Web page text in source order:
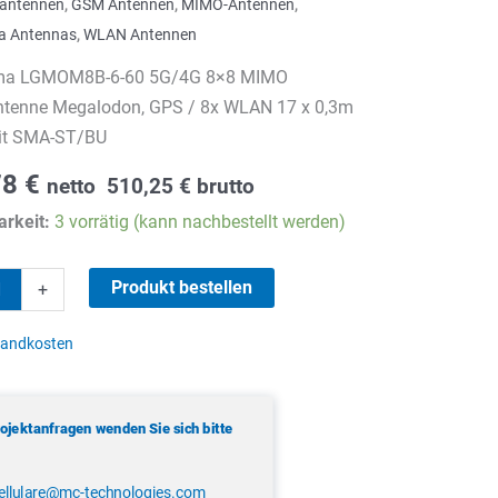
,GSM Antennen, MIMO-Antennen,
Antennas,WLAN Antennen
LGMOM8B-6-60 5G/4G 8×8 MIMO
Megalodon, GPS / 8x WLAN 17 x 0,3m
SMA-ST/BU
€ netto 510,25 € brutto
3 vorrätig (kann nachbestellt werden)
+ Produkt bestellen
wenden Sie sich bitte
technologies.com